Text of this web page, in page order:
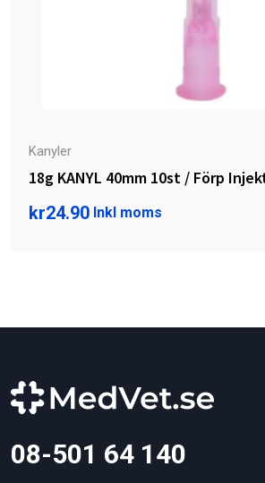
Kanyler
18g KANYL 40mm 10st / Förp
kr24.90 Inkl moms
08-501 64 140